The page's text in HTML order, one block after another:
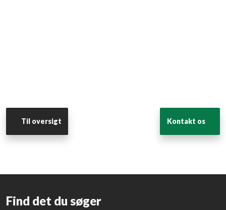
Til oversigt​ ​Kontakt os
Find det du søger